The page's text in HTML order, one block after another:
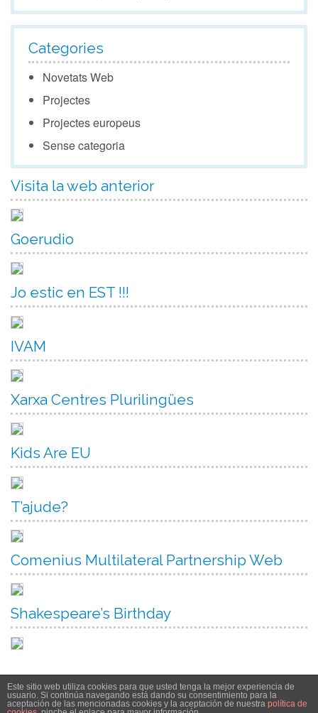
Categories
Novetats Web
Projectes
Projectes europeus
Sense categoria
Visita la web anterior
Goerudio
Jo estic en EST !!!
IVAM
Xarxa Centres Plurilingües
Kids Are EU
T’ajude?
Comenius Multilateral Partnership Web
Shakespeare’s Birthday
Este sitio web utiliza cookies para que usted tenga la mejor experiencia de
usuario. Si continúa navegando está dando su consentimiento para la
aceptación de las mencionadas cookies y la aceptación de nuestra política de